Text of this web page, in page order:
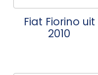
Fiat Fiorino uit
2010